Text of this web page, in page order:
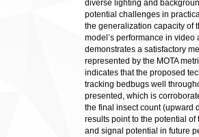
diverse lighting and
potential challenges in
the generalization capacity of
model’s performance in video
demonstrates a satisfactory
represented by the MOTA
indicates that the proposed
tracking bedbugs well
presented, which is
the final insect count (upward
results point to the potential of
and signal potential in future